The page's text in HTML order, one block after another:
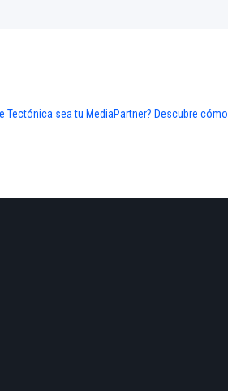
Tectónica sea tu MediaPartner? Descubre cómo